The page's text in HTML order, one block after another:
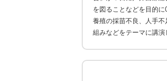
を図ることなどを目的
養殖の採苗不良、人手
組みなどをテーマに講演